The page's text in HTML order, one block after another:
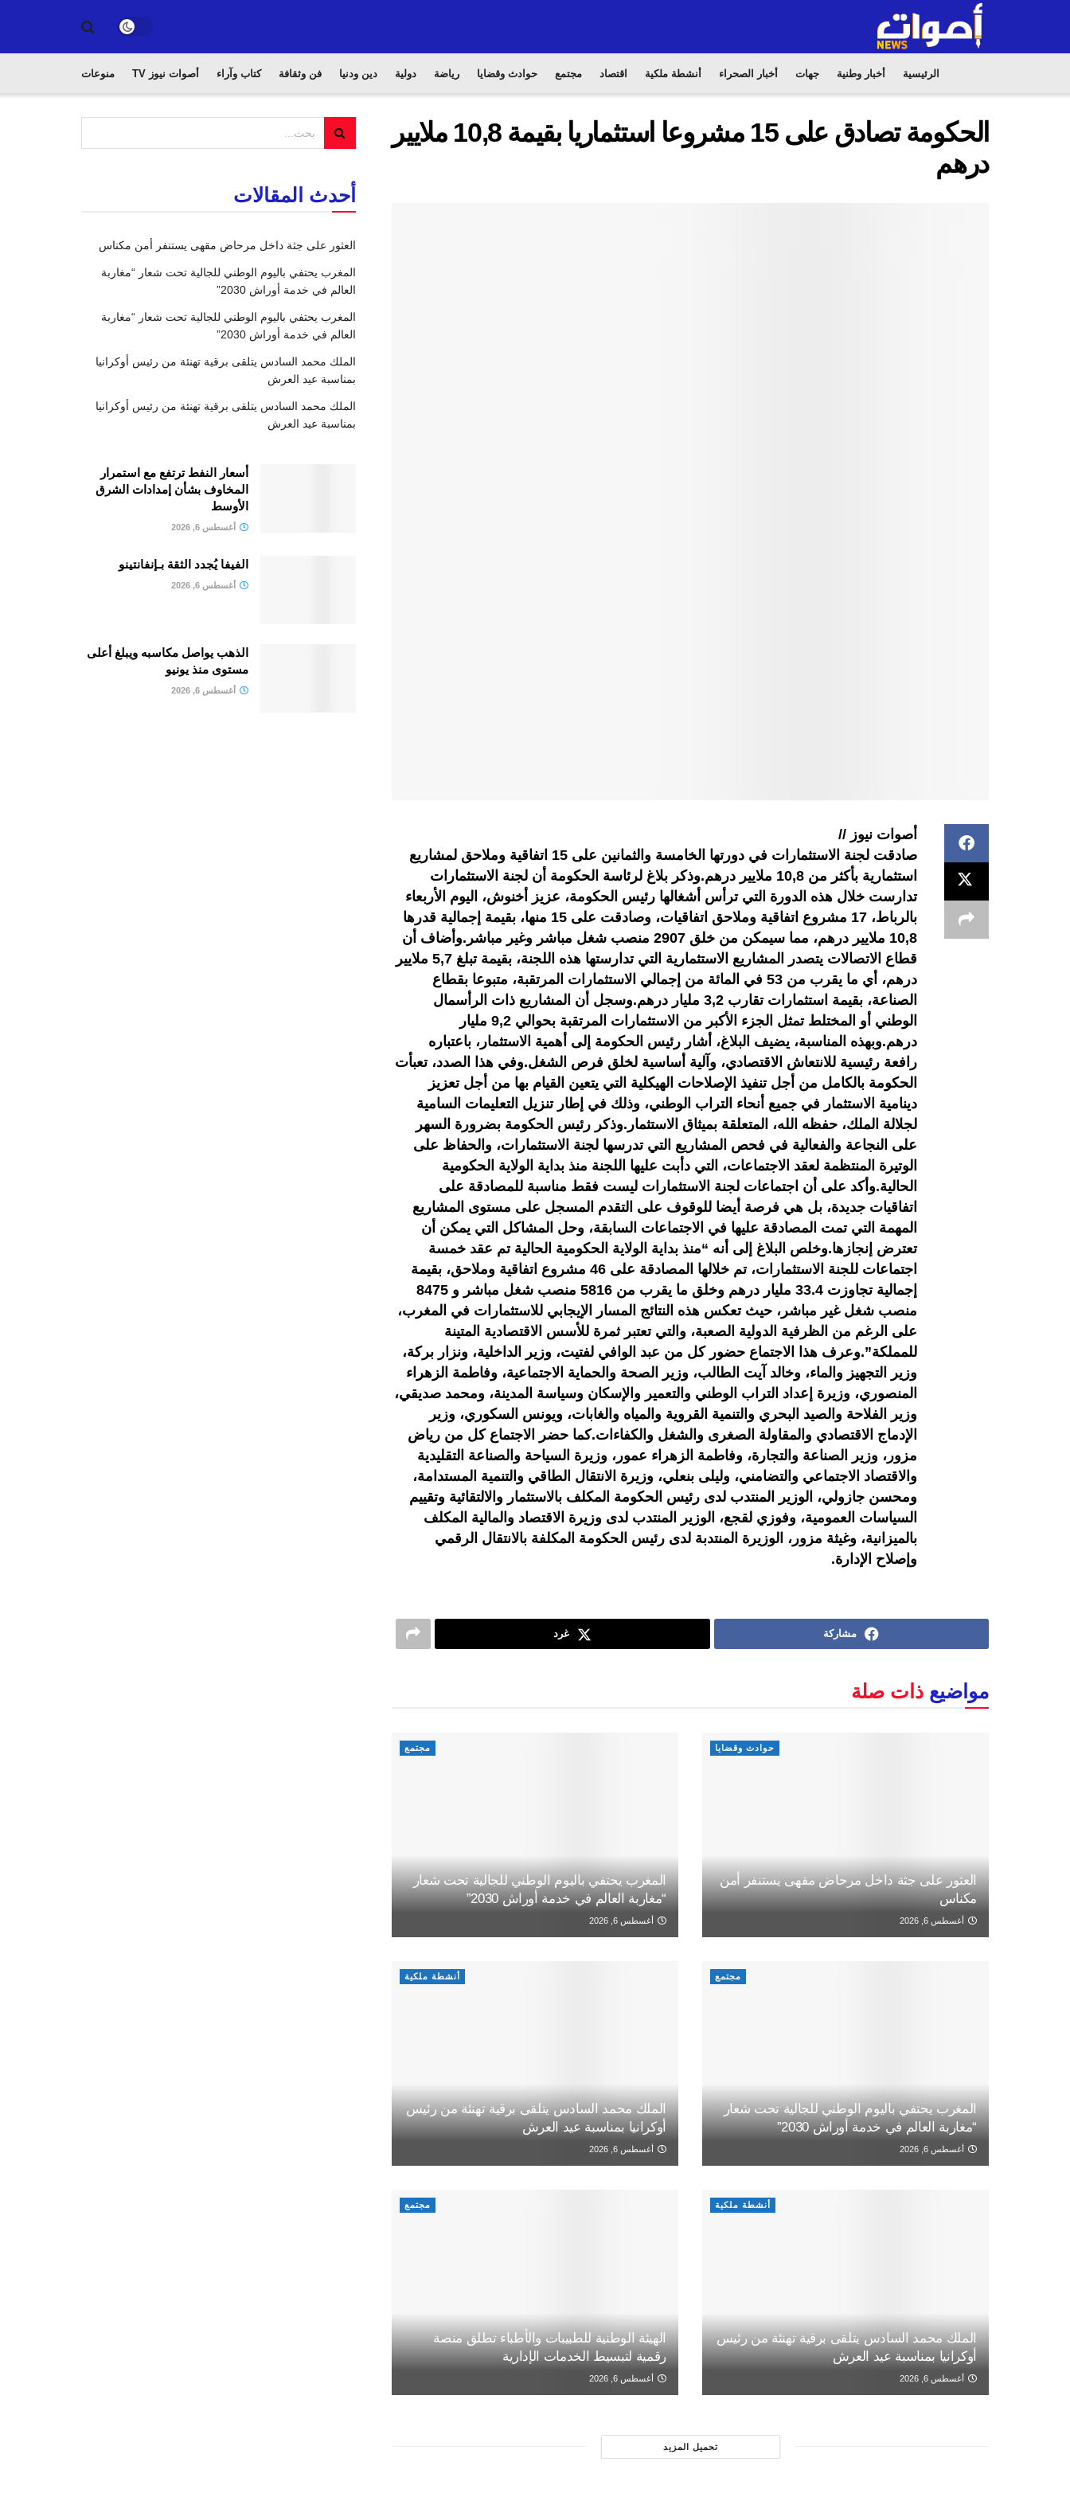
الرئيسية أخبار وطنية جهات أخبار الصحراء أنشطة ملكية اقتصاد مجتمع حوادث وقضايا رياضة دولية دين ودنيا فن وثقافة كتاب وآراء أصوات نيوز TV منوعات
الحكومة تصادق على 15 مشروعا استثماريا بقيمة 10,8 ملايير
درهم
أصوات نيوز //
صادقت لجنة الاستثمارات في دورتها الخامسة والثمانين على 15 اتفاقية وملاحق لمشاريع
استثمارية بأكثر من 10,8 ملايير درهم.وذكر بلاغ لرئاسة الحكومة أن لجنة الاستثمارات
تدارست خلال هذه الدورة التي ترأس أشغالها رئيس الحكومة، عزيز أخنوش، اليوم الأربعاء
بالرباط، 17 مشروع اتفاقية وملاحق اتفاقيات، وصادقت على 15 منها، بقيمة إجمالية قدرها
10,8 ملايير درهم، مما سيمكن من خلق 2907 منصب شغل مباشر وغير مباشر.وأضاف أن
قطاع الاتصالات يتصدر المشاريع الاستثمارية التي تدارستها هذه اللجنة، بقيمة تبلغ 5,7 ملايير
درهم، أي ما يقرب من 53 في المائة من إجمالي الاستثمارات المرتقبة، متبوعا بقطاع
الصناعة، بقيمة استثمارات تقارب 3,2 مليار درهم.وسجل أن المشاريع ذات الرأسمال
الوطني أو المختلط تمثل الجزء الأكبر من الاستثمارات المرتقبة بحوالي 9,2 مليار
درهم.وبهذه المناسبة، يضيف البلاغ، أشار رئيس الحكومة إلى أهمية الاستثمار، باعتباره
رافعة رئيسية للانتعاش الاقتصادي، وآلية أساسية لخلق فرص الشغل.وفي هذا الصدد، تعبأت
الحكومة بالكامل من أجل تنفيذ الإصلاحات الهيكلية التي يتعين القيام بها من أجل تعزيز
دينامية الاستثمار في جميع أنحاء التراب الوطني، وذلك في إطار تنزيل التعليمات السامية
لجلالة الملك، حفظه الله، المتعلقة بميثاق الاستثمار.وذكر رئيس الحكومة بضرورة السهر
على النجاعة والفعالية في فحص المشاريع التي تدرسها لجنة الاستثمارات، والحفاظ على
الوتيرة المنتظمة لعقد الاجتماعات، التي دأبت عليها اللجنة منذ بداية الولاية الحكومية
الحالية.وأكد على أن اجتماعات لجنة الاستثمارات ليست فقط مناسبة للمصادقة على
اتفاقيات جديدة، بل هي فرصة أيضا للوقوف على التقدم المسجل على مستوى المشاريع
المهمة التي تمت المصادقة عليها في الاجتماعات السابقة، وحل المشاكل التي يمكن أن
تعترض إنجازها.وخلص البلاغ إلى أنه “منذ بداية الولاية الحكومية الحالية تم عقد خمسة
اجتماعات للجنة الاستثمارات، تم خلالها المصادقة على 46 مشروع اتفاقية وملاحق، بقيمة
إجمالية تجاوزت 33.4 مليار درهم وخلق ما يقرب من 5816 منصب شغل مباشر و 8475
منصب شغل غير مباشر، حيث تعكس هذه النتائج المسار الإيجابي للاستثمارات في المغرب،
على الرغم من الظرفية الدولية الصعبة، والتي تعتبر ثمرة للأسس الاقتصادية المتينة
للمملكة”.وعرف هذا الاجتماع حضور كل من عبد الوافي لفتيت، وزير الداخلية، ونزار بركة،
وزير التجهيز والماء، وخالد آيت الطالب، وزير الصحة والحماية الاجتماعية، وفاطمة الزهراء
المنصوري، وزيرة إعداد التراب الوطني والتعمير والإسكان وسياسة المدينة، ومحمد صديقي،
وزير الفلاحة والصيد البحري والتنمية القروية والمياه والغابات، ويونس السكوري، وزير
الإدماج الاقتصادي والمقاولة الصغرى والشغل والكفاءات.كما حضر الاجتماع كل من رياض
مزور، وزير الصناعة والتجارة، وفاطمة الزهراء عمور، وزيرة السياحة والصناعة التقليدية
والاقتصاد الاجتماعي والتضامني، وليلى بنعلي، وزيرة الانتقال الطاقي والتنمية المستدامة،
ومحسن جازولي، الوزير المنتدب لدى رئيس الحكومة المكلف بالاستثمار والالتقائية وتقييم
السياسات العمومية، وفوزي لقجع، الوزير المنتدب لدى وزيرة الاقتصاد والمالية المكلف
بالميزانية، وغيثة مزور، الوزيرة المنتدبة لدى رئيس الحكومة المكلفة بالانتقال الرقمي
وإصلاح الإدارة.
مشاركة غرد
مواضيع ذات صلة
حوادث وقضايا
العثور على جثة داخل مرحاض مقهى يستنفر أمن
مكناس
أغسطس 6, 2026
مجتمع
المغرب يحتفي باليوم الوطني للجالية تحت شعار
“مغاربة العالم في خدمة أوراش 2030”
أغسطس 6, 2026
مجتمع
المغرب يحتفي باليوم الوطني للجالية تحت شعار
“مغاربة العالم في خدمة أوراش 2030”
أغسطس 6, 2026
أنشطة ملكية
الملك محمد السادس يتلقى برقية تهنئة من رئيس
أوكرانيا بمناسبة عيد العرش
أغسطس 6, 2026
أنشطة ملكية
الملك محمد السادس يتلقى برقية تهنئة من رئيس
أوكرانيا بمناسبة عيد العرش
أغسطس 6, 2026
مجتمع
الهيئة الوطنية للطبيبات والأطباء تطلق منصة
رقمية لتبسيط الخدمات الإدارية
أغسطس 6, 2026
تحميل المزيد
أحدث المقالات
العثور على جثة داخل مرحاض مقهى يستنفر أمن مكناس
المغرب يحتفي باليوم الوطني للجالية تحت شعار “مغاربة
العالم في خدمة أوراش 2030”
المغرب يحتفي باليوم الوطني للجالية تحت شعار “مغاربة
العالم في خدمة أوراش 2030”
الملك محمد السادس يتلقى برقية تهنئة من رئيس أوكرانيا
بمناسبة عيد العرش
الملك محمد السادس يتلقى برقية تهنئة من رئيس أوكرانيا
بمناسبة عيد العرش
أسعار النفط ترتفع مع استمرار
المخاوف بشأن إمدادات الشرق
الأوسط
أغسطس 6, 2026
الفيفا يُجدد الثقة بـإنفانتينو
أغسطس 6, 2026
الذهب يواصل مكاسبه ويبلغ أعلى
مستوى منذ يونيو
أغسطس 6, 2026